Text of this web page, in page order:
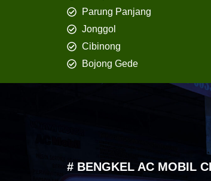
Parung Panjang
Jonggol
Cibinong
Bojong Gede
# BENGKEL AC MOBIL